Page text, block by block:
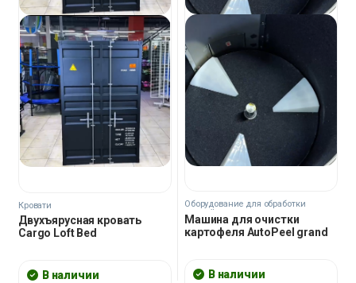
Кровати
Двухъярусная кровать
Cargo Loft Bed
В наличии
Оборудование для обработки
овощей
Машина для очистки
картофеля AutoPeel grand
В наличии